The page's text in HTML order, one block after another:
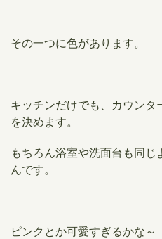
その一つに色があります。
キッチンだけでも、カウン
を決めます。
もちろん浴室や洗面台も同じ
んです。
ピンクとか可愛すぎるかな～